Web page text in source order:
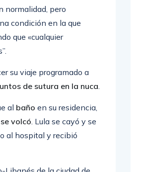
normalidad, pero
condición en la que
que «cualquier
su viaje programado a
de sutura en la nuca.
al baño en su residencia,
volcó. Lula se cayó y se
al hospital y recibió